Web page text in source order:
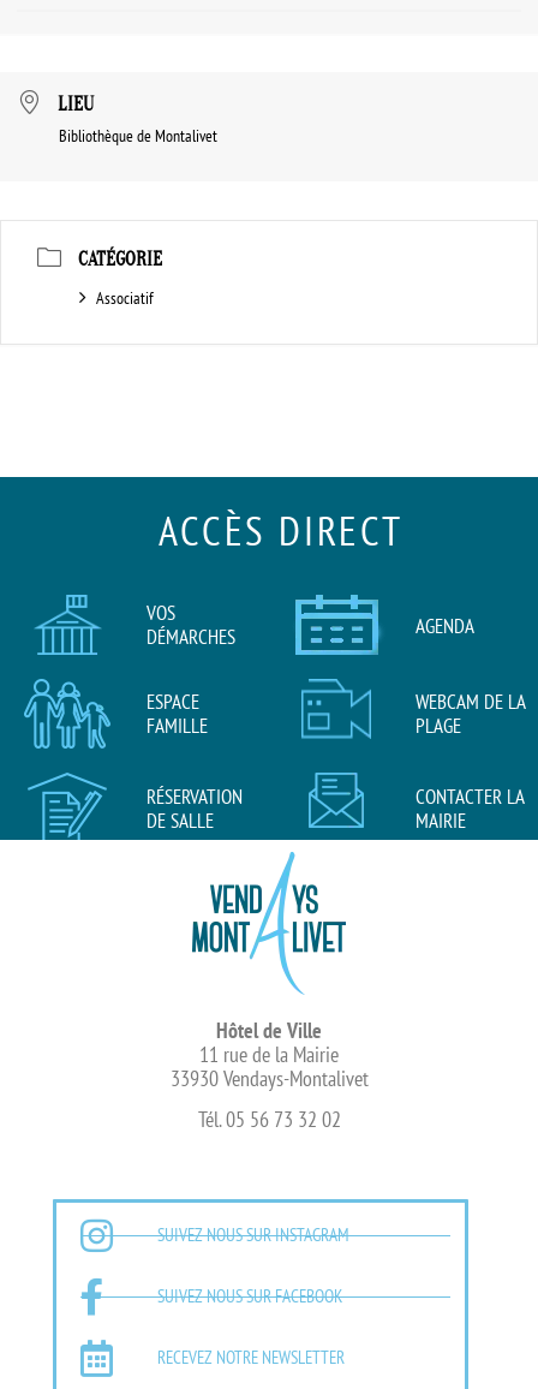
LIEU
Bibliothèque de Montalivet
CATÉGORIE
Associatif
ACCÈS DIRECT
VOS
DÉMARCHES
AGENDA
ESPACE
FAMILLE
WEBCAM DE LA
PLAGE
RÉSERVATION
DE SALLE
CONTACTER LA
MAIRIE
Hôtel de Ville
11 rue de la Mairie
33930 Vendays-Montalivet
Tél. 05 56 73 32 02
SUIVEZ-NOUS SUR INSTAGRAM
SUIVEZ-NOUS SUR FACEBOOK
RECEVEZ NOTRE NEWSLETTER